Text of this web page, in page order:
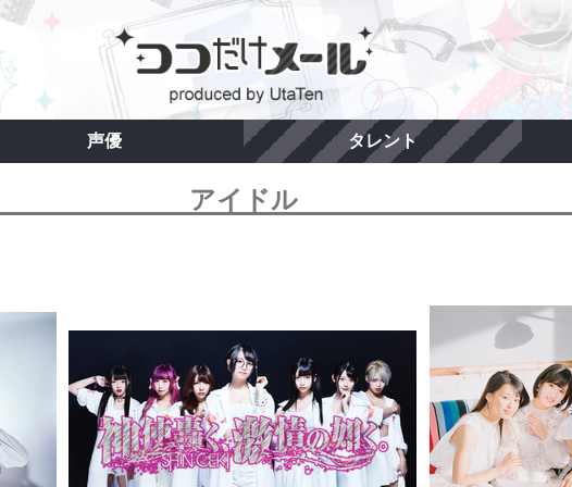
声優 タレント
アイドル